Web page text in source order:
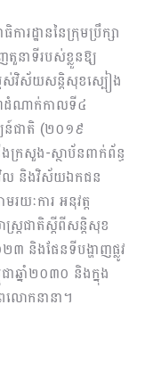
រដ្ឋាននៃក្រុមប្រឹក្សា
នាទីរបស់ខ្លួនឱ្យ
ពស់វិស័យសន្តិសុខស្បៀង
ណដំណាក់កាលទី៤
ន៍ជាតិ (២០១៩
សួង-ស្ថាប័នពាក់ព័ន្ធ
វិល និងវិស័យឯកជន
រយៈការ អនុវត្ត
ត្រជាតិស្ដីពីសន្តិសុខ
និងផែនទីបង្ហាញផ្លូវ
ឆ្នាំ២០៣០ និងក្នុង
លោកនានា។